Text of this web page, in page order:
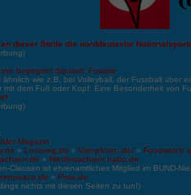
dieser Stelle die norddeutsche
begegnet Squash: Fuwate
ähnlich wie z.B. bei Volleyball, der Fussball über
mit dem Fuß oder Kopf. Eine Besonderheit von
Magazin
» Loveveg.de » Vier-pfoten.de/ »
» Niedersachsen.nabu.de
Clausen ist ehrenamtliches Mitglied im BUND-
» Peta.de
nichts mit diesen Seiten zu tun!)